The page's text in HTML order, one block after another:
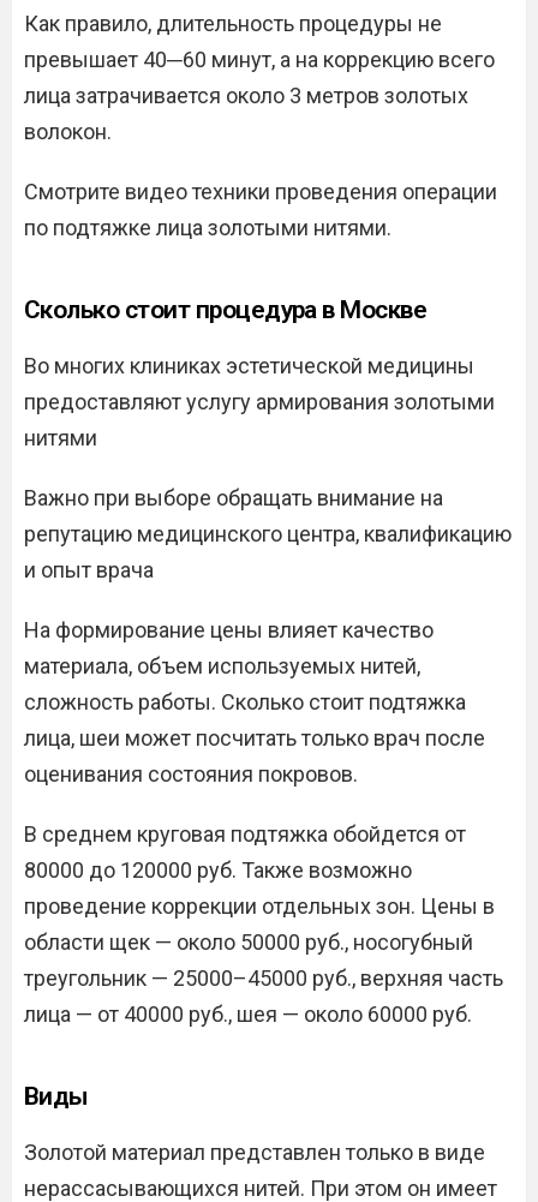
Как правило, длительность процедуры не
превышает 40─60 минут, а на коррекцию всего
лица затрачивается около 3 метров золотых
волокон.
Смотрите видео техники проведения операции
по подтяжке лица золотыми нитями.
Сколько стоит процедура в Москве
Во многих клиниках эстетической медицины
предоставляют услугу армирования золотыми
нитями
Важно при выборе обращать внимание на
репутацию медицинского центра, квалификацию
и опыт врача
На формирование цены влияет качество
материала, объем используемых нитей,
сложность работы. Сколько стоит подтяжка
лица, шеи может посчитать только врач после
оценивания состояния покровов.
В среднем круговая подтяжка обойдется от
80000 до 120000 руб. Также возможно
проведение коррекции отдельных зон. Цены в
области щек — около 50000 руб., носогубный
треугольник — 25000–45000 руб., верхняя часть
лица — от 40000 руб., шея — около 60000 руб.
Виды
Золотой материал представлен только в виде
нерассасывающихся нитей. При этом он имеет